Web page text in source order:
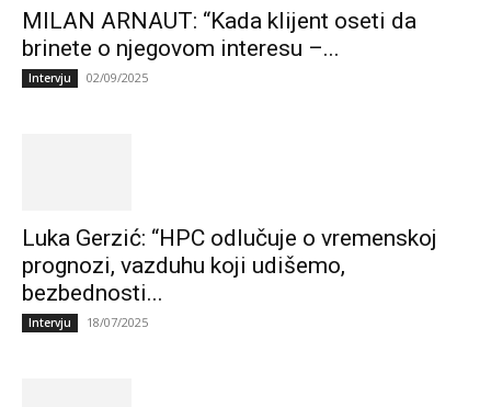
MILAN ARNAUT: “Kada klijent oseti da
brinete o njegovom interesu –...
Intervju 02/09/2025
Luka Gerzić: “HPC odlučuje o vremenskoj
prognozi, vazduhu koji udišemo,
bezbednosti...
Intervju 18/07/2025